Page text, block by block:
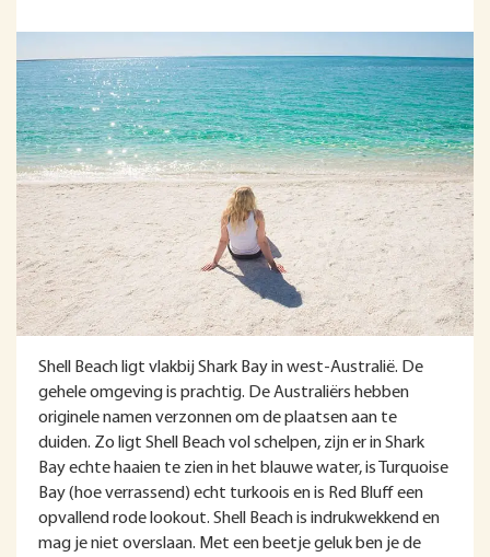
Shell Beach ligt vlakbij Shark Bay in west-Australië. De
gehele omgeving is prachtig. De Australiërs hebben
originele namen verzonnen om de plaatsen aan te
duiden. Zo ligt Shell Beach vol schelpen, zijn er in Shark
Bay echte haaien te zien in het blauwe water, is Turquoise
Bay (hoe verrassend) echt turkoois en is Red Bluff een
opvallend rode lookout. Shell Beach is indrukwekkend en
mag je niet overslaan. Met een beetje geluk ben je de